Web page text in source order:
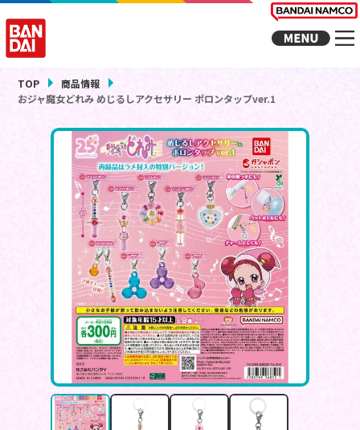
TOP
商品情報
おジャ魔女どれみ めじるしアクセサリー ポロンタップver.1